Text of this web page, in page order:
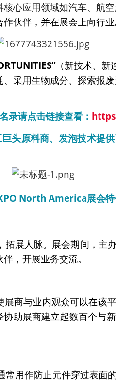
核心应用领域如汽车、航
伙伴，并在展会上向行业
”（新技术、新
采用生物成分、探索报
录请点击链接查看：
头原料商、发泡技术提
North America展会
展人脉。展会期间，主
，开展业务交流。
商与业内观众可以在该
助展商建立起数百个与
用作防止元件穿过表面